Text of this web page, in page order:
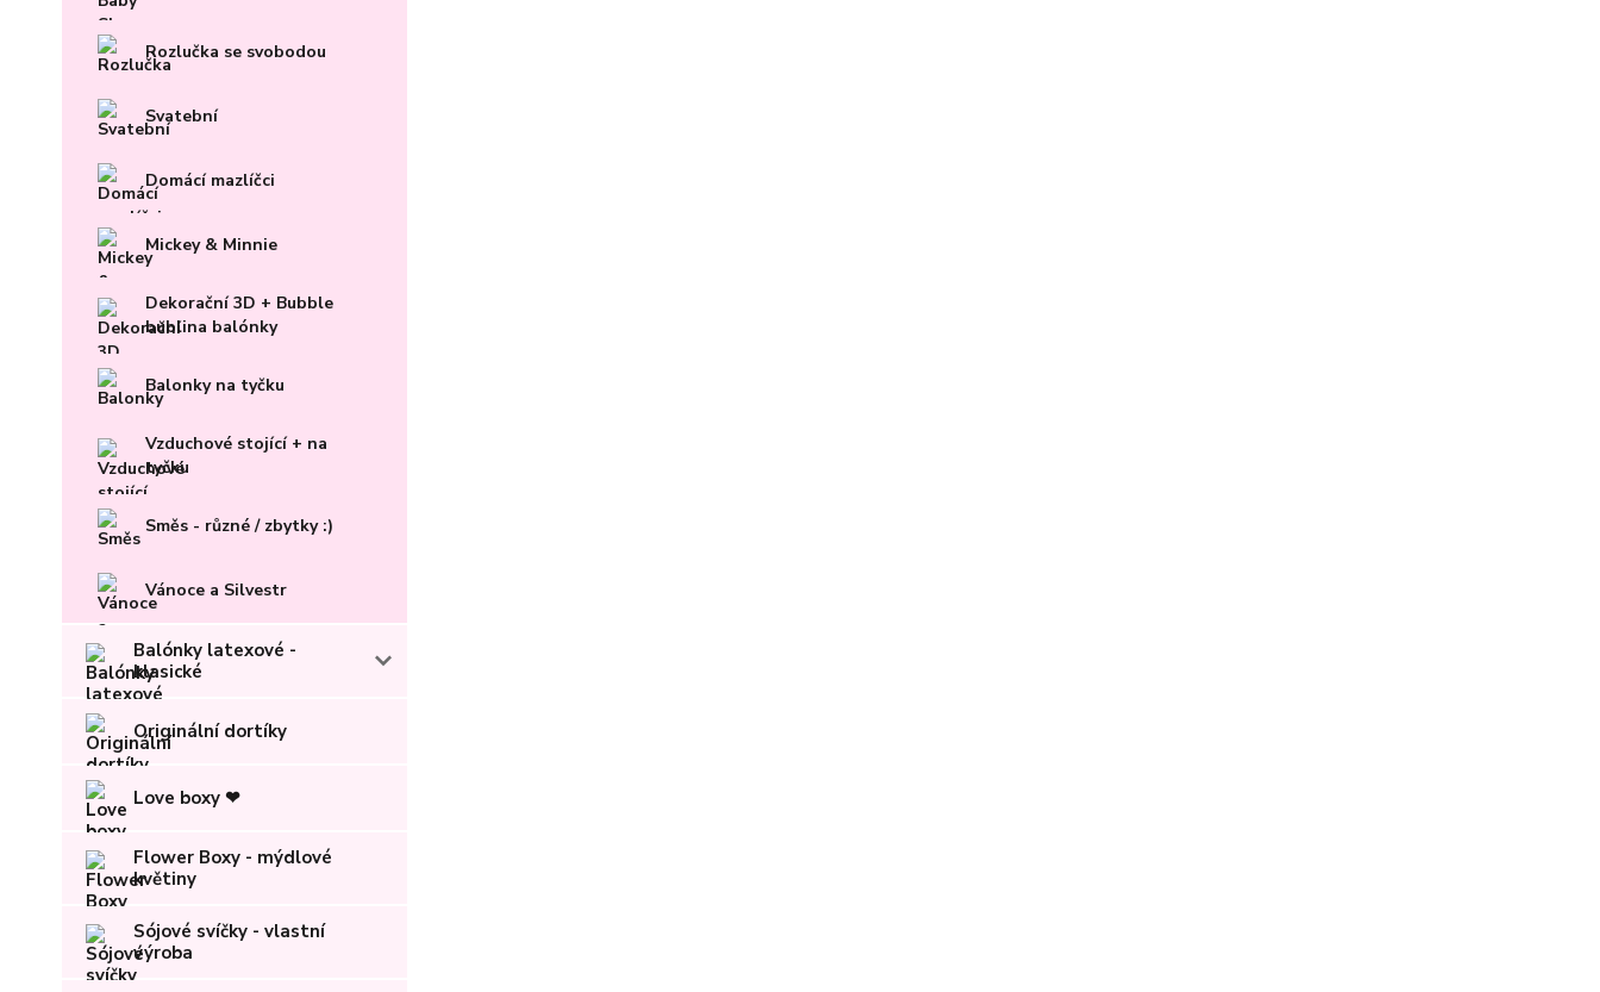
Rozlučka se svobodou
Svatební
Domácí mazlíčci
Mickey & Minnie
Dekorační 3D + Bubble
bublina balónky
Balonky na tyčku
Vzduchové stojící + na
tyčku
Směs - různé / zbytky :)
Vánoce a Silvestr
Balónky latexové -
klasické
Originální dortíky
Love boxy ❤
Flower Boxy - mýdlové
květiny
Sójové svíčky - vlastní
výroba